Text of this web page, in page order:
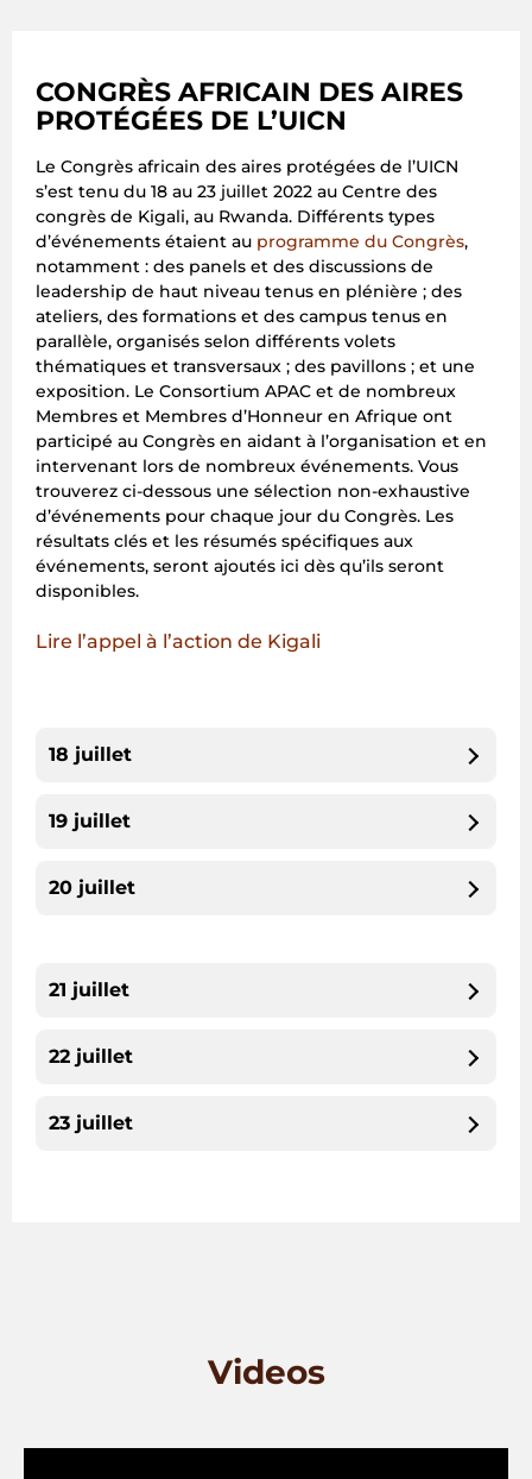
CONGRÈS AFRICAIN DES AIRES
PROTÉGÉES DE L’UICN
Le Congrès africain des aires protégées de l’UICN
s’est tenu du 18 au 23 juillet 2022 au Centre des
congrès de Kigali, au Rwanda. Différents types
d’événements étaient au programme du Congrès,
notamment : des panels et des discussions de
leadership de haut niveau tenus en plénière ; des
ateliers, des formations et des campus tenus en
parallèle, organisés selon différents volets
thématiques et transversaux ; des pavillons ; et une
exposition. Le Consortium APAC et de nombreux
Membres et Membres d’Honneur en Afrique ont
participé au Congrès en aidant à l’organisation et en
intervenant lors de nombreux événements. Vous
trouverez ci-dessous une sélection non-exhaustive
d’événements pour chaque jour du Congrès. Les
résultats clés et les résumés spécifiques aux
événements, seront ajoutés ici dès qu’ils seront
disponibles.
Lire l’appel à l’action de Kigali
18 juillet
19 juillet
20 juillet
21 juillet
22 juillet
23 juillet
Videos